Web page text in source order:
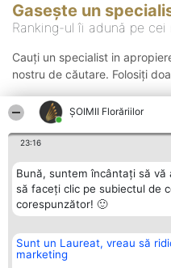
ȘOIMII Florăriilor
23:16
Bună, suntem încântați să vă
să faceți clic pe subiectul de
corespunzător! 🙂
Sunt un Laureat, vreau să
marketing
Gasește un
Ranking-ul îi adună pe
Cauți un specialist in
nostru de căutare. Folosiți
Organizator Ranking
BRIGHT SOLUTIONS BR SRL